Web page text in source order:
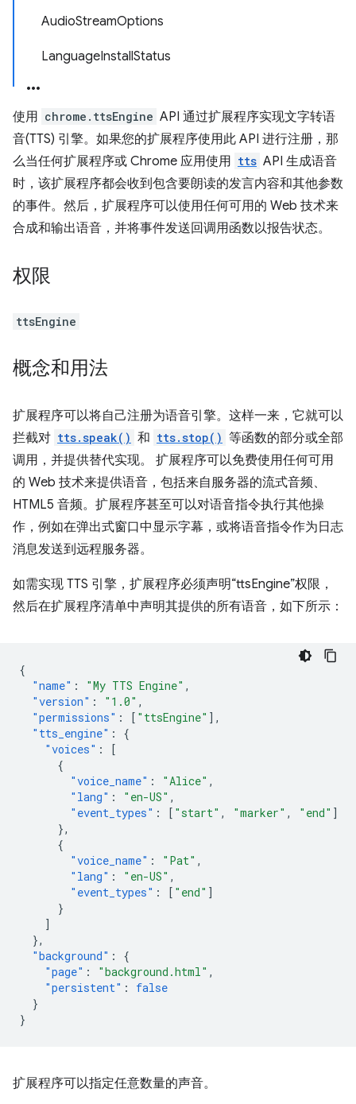
AudioStreamOptions
LanguageInstallStatus
使用 chrome.ttsEngine API 通过扩展程序实现文字转语
音(TTS) 引擎。如果您的扩展程序使用此 API 进行注册，那
么当任何扩展程序或 Chrome 应用使用 tts API 生成语音
时，该扩展程序都会收到包含要朗读的发言内容和其他参数
的事件。然后，扩展程序可以使用任何可用的 Web 技术来
合成和输出语音，并将事件发送回调用函数以报告状态。
权限
ttsEngine
概念和用法
扩展程序可以将自己注册为语音引擎。这样一来，它就可以
拦截对 tts.speak() 和 tts.stop() 等函数的部分或全部
调用，并提供替代实现。 扩展程序可以免费使用任何可用
的 Web 技术来提供语音，包括来自服务器的流式音频、
HTML5 音频。扩展程序甚至可以对语音指令执行其他操
作，例如在弹出式窗口中显示字幕，或将语音指令作为日志
消息发送到远程服务器。
如需实现 TTS 引擎，扩展程序必须声明“ttsEngine”权限，
然后在扩展程序清单中声明其提供的所有语音，如下所示：
{
"name" : "My TTS Engine" ,
"version" : "1.0" ,
"permissions" : [ "ttsEngine" ],
"tts_engine" :
{
"voices" :
[
{
"voice_name" : "Alice" ,
"lang" : "en-US" ,
"event_types" : [ "start" , "marker" , "end" ]
},
{
"voice_name" : "Pat" ,
"lang" : "en-US" ,
"event_types" : [ "end" ]
}
]
},
"background" :
{
"page" : "background.html" ,
"persistent" :
false
}
}
扩展程序可以指定任意数量的声音。